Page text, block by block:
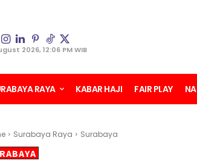
2026, 12:06 PM WIB
RAYA KABAR HAJI FAIR PLAY
Surabaya Raya Surabaya